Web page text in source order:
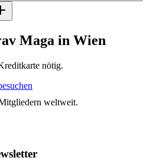
Maga in Wien
nötig.
weltweit.